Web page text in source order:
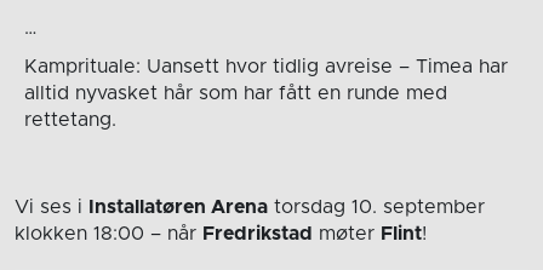
…
Kamprituale: Uansett hvor tidlig avreise – Timea har
alltid nyvasket hår som har fått en runde med
rettetang.
Vi ses i Installatøren Arena torsdag 10. september
klokken 18:00 – når Fredrikstad møter Flint!